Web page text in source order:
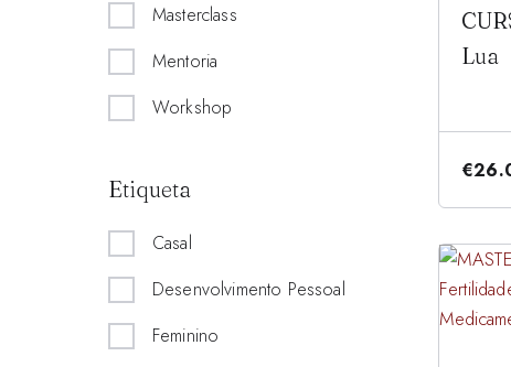
Masterclass
Mentoria
Workshop
Etiqueta
Casal
Desenvolvimento Pessoal
Feminino
Lua
€